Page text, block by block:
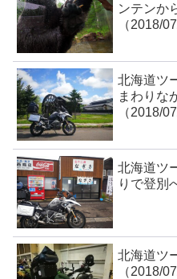
ンテンか
（2018/
北海道ツ
まわりな
（2018/
北海道ツ
りで登別
北海道ツ
（2018/